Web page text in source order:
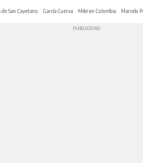
San Cayetano García Cuerva Milei en Colombia Marcelo